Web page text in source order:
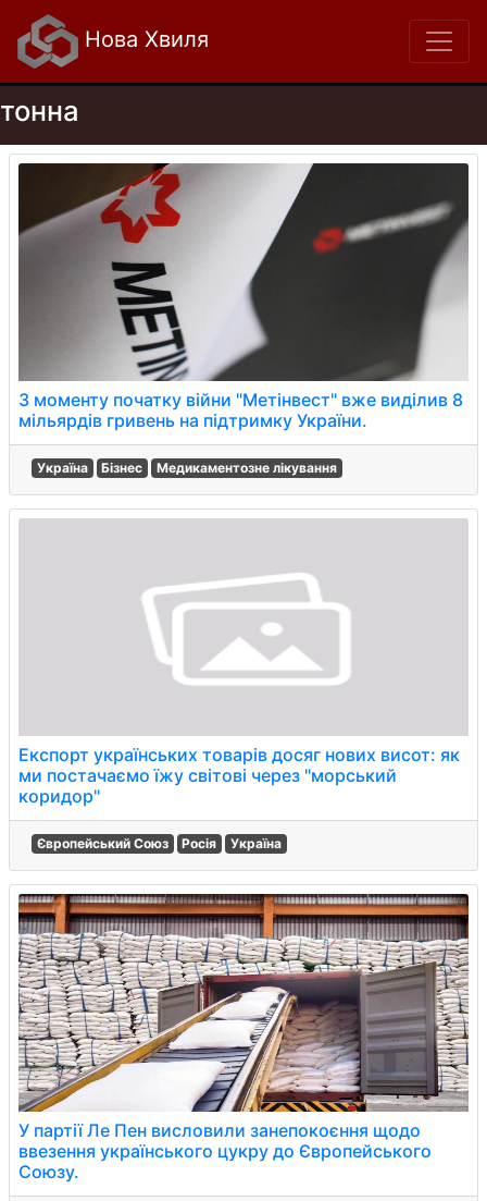
Нова Хвиля
тонна
З моменту початку війни "Метінвест" вже виділив 8
мільярдів гривень на підтримку України.
Україна Бізнес Медикаментозне лікування
Експорт українських товарів досяг нових висот: як
ми постачаємо їжу світові через "морський
коридор"
Європейський Союз Росія Україна
У партії Ле Пен висловили занепокоєння щодо
ввезення українського цукру до Європейського
Союзу.